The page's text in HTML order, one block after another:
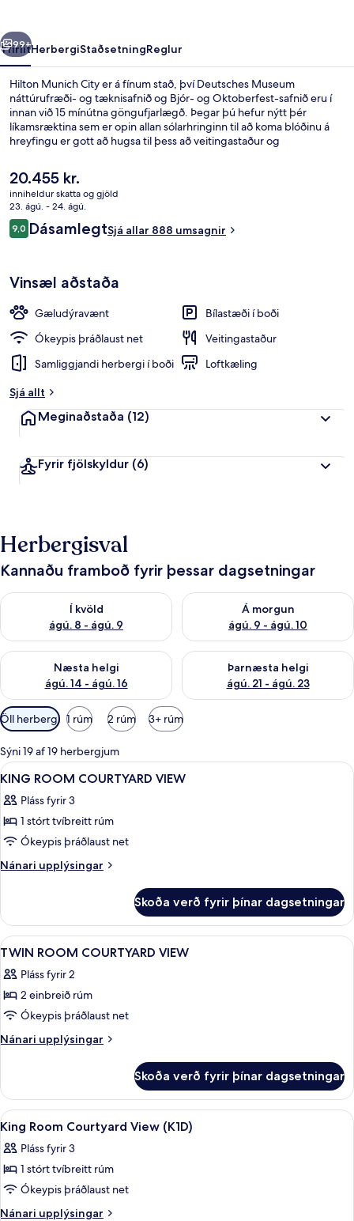
Næsta
99+
YfirlitHerbergiStaðsetningReglur
Hilton Munich City er á fínum stað, því Deutsches Museum
náttúrufræði- og tæknisafnið og Bjór- og Oktoberfest-safnið eru í
innan við 15 mínútna göngufjarlægð. Þegar þú hefur nýtt þér
líkamsræktina sem er opin allan sólarhringinn til að koma blóðinu á
hreyfingu er gott að hugsa til þess að veitingastaður og
Þetta hótel fyrir vandláta er jafnframt á fínum stað, t.d. eru
Marienplatz-torgið og Hofbräuhaus í innan við 5 mínútna
akstursfæri. Aðrir gestir hafa sérstaklega sagt að hjálpsamt starfsfólk
sé meðal helstu kosta gististaðarins. Gististaðurinn er stutt frá
almenningssamgöngum: Rosenheimer Platz lestarstöðin er í
nokkurra skrefa fjarlægð og Am Gasteig-sporvagnastoppistöðin er í
Núverandi
verð
er
20.455 kr.
20.455 kr.
inniheldur skatta og gjöld
23. ágú. - 24. ágú.
Umsagnir
9,09,0 af 10
DásamlegtSjá allar 888 umsagnir
Vinsæl aðstaða
Gæludýravænt
Bílastæði í boði
Ókeypis þráðlaust net
Veitingastaður
Samliggjandi herbergi í boði
Loftkæling
Sjá allt
Meginaðstaða (12)
Fyrir fjölskyldur (6)
Herbergisval
Kannaðu framboð fyrir þessar dagsetningar
Í kvöld
ágú. 8 - ágú. 9
Athuga framboð í kvöld ágú. 8 - ágú. 9
Á morgun
ágú. 9 - ágú. 10
Athuga framboð á morgun
Næsta helgi
ágú. 14 - ágú. 16
Athuga framboð næstu helgi ágú. 14 - ágú. 16
Þarnæsta helgi
ágú. 21 - ágú. 23
Athuga framboð þarnæstu
Síur
í
boði
fyrir
herbergi
Öll herbergi 1 rúm 2 rúm 3+ rúm
Sýni 19 af 19 herbergjum
Skoða
allar
myndir
fyrir
KING
ROOM
Ofnæmisprófaður sængurfatnaður,
9
KING ROOM COURTYARD VIEW
Pláss fyrir 3
1 stórt tvíbreitt rúm
Ókeypis þráðlaust net
Nánari upplýsingar
Nánari
ROOM
COURTYARD
VIEW
Skoða verð fyrir þínar dagsetningar
Skoða
allar
myndir
fyrir
TWIN
ROOM
Ofnæmisprófaður sængurfatnaður,
8
TWIN ROOM COURTYARD VIEW
Pláss fyrir 2
2 einbreið rúm
Ókeypis þráðlaust net
Nánari upplýsingar
Nánari
ROOM
COURTYARD
VIEW
Skoða verð fyrir þínar dagsetningar
Skoða
allar
myndir
fyrir
King
Room
Ofnæmisprófaður sængurfatnaður,
5
King Room Courtyard View (K1D)
Pláss fyrir 3
1 stórt tvíbreitt rúm
Ókeypis þráðlaust net
Nánari upplýsingar
Nánari